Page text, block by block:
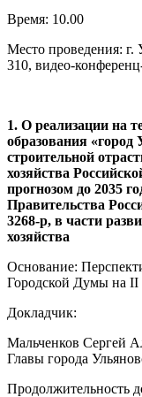
Время: 10.00
Место проведения: г.
310, видео-
1. О реализации на
образования «город
строительной
хозяйства
прогнозом до 2035
Правительства
3268-р, в части
хозяйства
Основание:
Городской Думы на II
Докладчик:
Мальченков Сергей
Главы города
Продолжительность